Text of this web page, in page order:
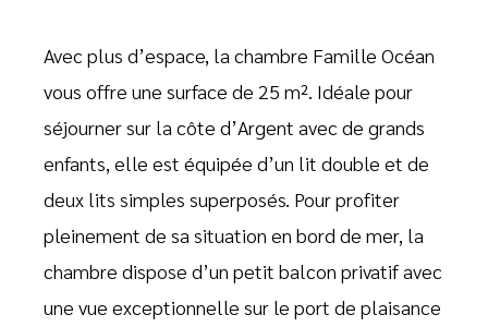
Avec plus d’espace, la chambre Famille Océan
vous offre une surface de 25 m². Idéale pour
séjourner sur la côte d’Argent avec de grands
enfants, elle est équipée d’un lit double et de
deux lits simples superposés. Pour profiter
pleinement de sa situation en bord de mer, la
chambre dispose d’un petit balcon privatif avec
une vue exceptionnelle sur le port de plaisance